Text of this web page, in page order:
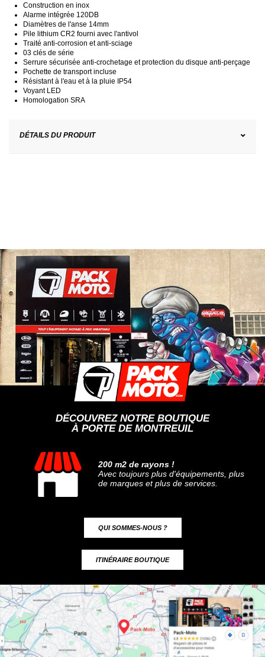
Construction en inox
Alarme intégrée 120DB
Diamètres de l'anse 14mm
Pile lithium CR2 fourni avec l'antivol
Traité anti-corrosion et anti-sciage
03 clés de série
Serrure sécurisée anti-crochetage et protection du disque anti-perçage
Pochette de transport incluse
Résistant à l'eau et à la pluie IP54
Voyant LED
Homologation SRA
DÉTAILS DU PRODUIT
DÉCOUVREZ NOTRE BOUTIQUE
À PORTE DE MONTREUIL
200 m2 de rayons !
Avec toujours plus d'équipements, plus
de marques et plus de services.
QUI SOMMES-NOUS ?
ITINÉRAIRE BOUTIQUE